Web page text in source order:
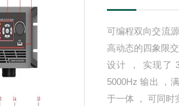
可编程双向交流
高动态的四象限
设计 ， 实现了
5000Hz 输出 ，
于一体 ， 可同时